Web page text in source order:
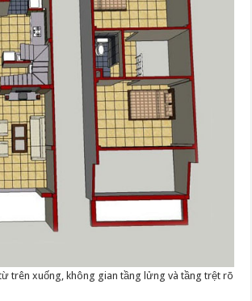
trên xuống, không gian tầng lửng và tầng trệt rõ